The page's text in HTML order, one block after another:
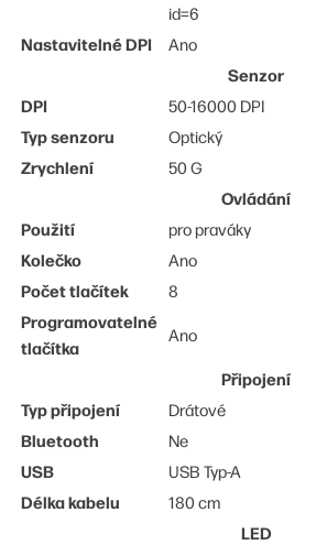
id=6
Nastavitelné DPI Ano
Senzor
DPI
50-16000 DPI
Typ senzoru Optický
Zrychlení 50 G
Ovládání
Použití
pro praváky
Kolečko Ano
Počet tlačítek 8
Programovatelné
tlačítka
Ano
Připojení
Typ připojení
Drátové
Bluetooth Ne
USB USB Typ-A
Délka kabelu 180 cm
LED